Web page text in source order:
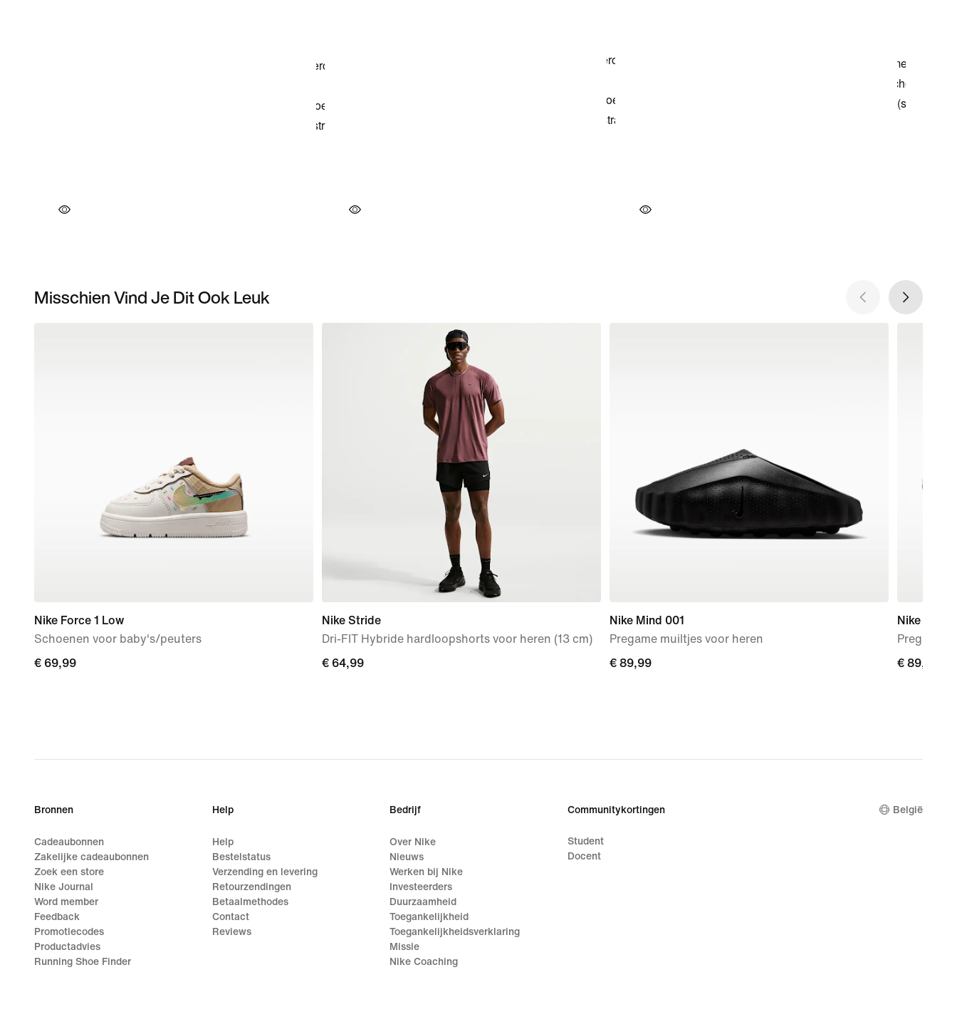
Misschien Vind Je Dit Ook Leuk
Nike Force 1 Low
Schoenen voor baby's/peuters
€ 69,99
€ 69,99
Nike Stride
Dri-FIT Hybride hardloopshorts voor heren (13 cm)
€ 64,99
€ 64,99
Nike Mind 001
Pregame muiltjes voor heren
€ 89,99
€ 89,99
Nike Mind
Pregame
€ 89,99
€ 89,99
Bronnen
Cadeaubonnen
Zakelijke cadeaubonnen
Zoek een store
Nike Journal
Word member
Feedback
Promotiecodes
Productadvies
Running Shoe Finder
Help
Help
Bestelstatus
Verzending en levering
Retourzendingen
Betaalmethodes
Contact
Reviews
Bedrijf
Over Nike
Nieuws
Werken bij Nike
Investeerders
Duurzaamheid
Toegankelijkheid
Toegankelijkheidsverklaring
Missie
Nike Coaching
Communitykortingen
Student
Docent
België